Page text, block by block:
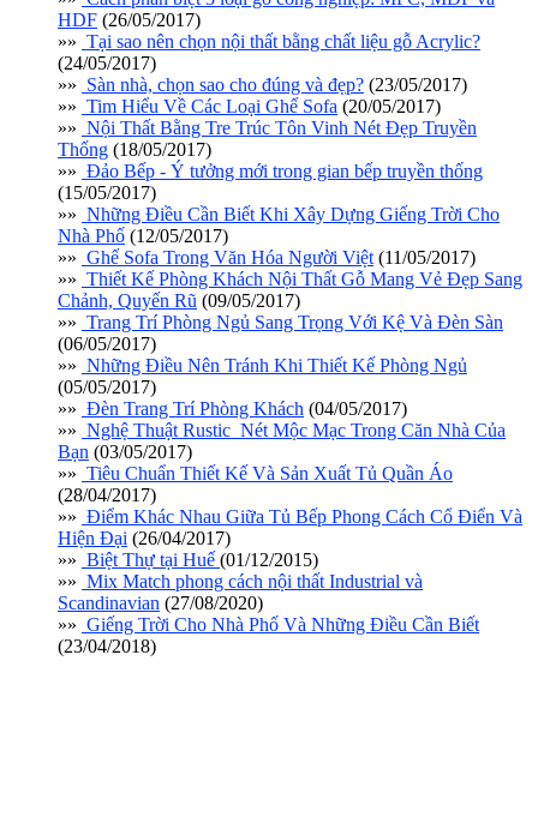
HDF (26/05/2017)
»» Tại sao nên chọn nội thất bằng chất liệu gỗ Acrylic?
(24/05/2017)
»» Sàn nhà, chọn sao cho đúng và đẹp? (23/05/2017)
»» Tim Hiểu Về Các Loại Ghế Sofa (20/05/2017)
»» Nội Thất Bằng Tre Trúc Tôn Vinh Nét Đẹp Truyền
Thống (18/05/2017)
»» Đảo Bếp - Ý tưởng mới trong gian bếp truyền thống
(15/05/2017)
»» Những Điều Cần Biết Khi Xây Dựng Giếng Trời Cho
Nhà Phố (12/05/2017)
»» Ghế Sofa Trong Văn Hóa Người Việt (11/05/2017)
»» Thiết Kế Phòng Khách Nội Thất Gỗ Mang Vẻ Đẹp Sang
Chảnh, Quyến Rũ (09/05/2017)
»» Trang Trí Phòng Ngủ Sang Trọng Với Kệ Và Đèn Sàn
(06/05/2017)
»» Những Điều Nên Tránh Khi Thiết Kế Phòng Ngủ
(05/05/2017)
»» Đèn Trang Trí Phòng Khách (04/05/2017)
»» Nghệ Thuật Rustic_Nét Mộc Mạc Trong Căn Nhà Của
Bạn (03/05/2017)
»» Tiêu Chuẩn Thiết Kế Và Sản Xuất Tủ Quần Áo
(28/04/2017)
»» Điểm Khác Nhau Giữa Tủ Bếp Phong Cách Cổ Điển Và
Hiện Đại (26/04/2017)
»» Biệt Thự tại Huế (01/12/2015)
»» Mix Match phong cách nội thất Industrial và
Scandinavian (27/08/2020)
»» Giếng Trời Cho Nhà Phố Và Những Điều Cần Biết
(23/04/2018)